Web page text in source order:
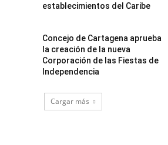
establecimientos del Caribe
Concejo de Cartagena aprueba
la creación de la nueva
Corporación de las Fiestas de
Independencia
Cargar más